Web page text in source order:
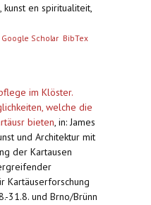
en spiritualiteit,
Google Scholar BibTex
im Klöster.
welche die
bieten, in: James
und Architektur mit
der Kartausen
Kartäuserforschung
31.8. und Brno/Brünn